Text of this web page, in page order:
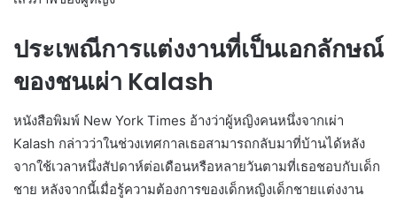
ประเพณีการแต่งงานที่เป็นเอกลักษณ์
ของชนเผ่า Kalash
หนังสือพิมพ์ New York Times อ้างว่าผู้หญิงคนหนึ่งจากเผ่า
Kalash กล่าวว่าในช่วงเทศกาลเธอสามารถกลับมาที่บ้านได้หลัง
จากใช้เวลาหนึ่งสัปดาห์ต่อเดือนหรือหลายวันตามที่เธอชอบกับเด็ก
ชาย หลังจากนี้เมื่อรู้ความต้องการของเด็กหญิงเด็กชายแต่งงาน